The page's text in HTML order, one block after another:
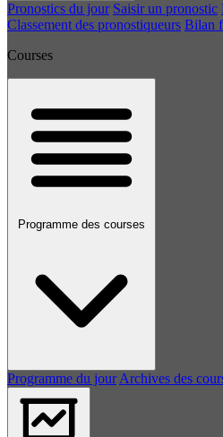
Pronostics du jour Saisir un pronostic
Classement des pronostiqueurs Bilan
Courses
Programme des courses
Programme du jour Archives des